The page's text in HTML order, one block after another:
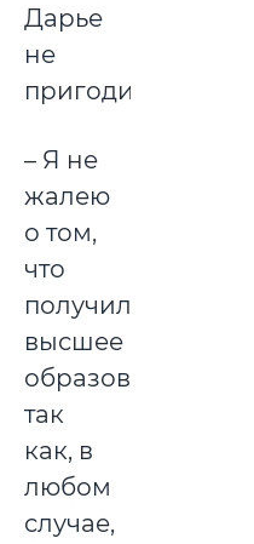
Дарье
не
пригодился:
– Я не
жалею
о том,
что
получила
высшее
образование,
так
как, в
любом
случае,